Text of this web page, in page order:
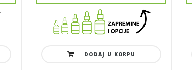
DODAJ U KORPU